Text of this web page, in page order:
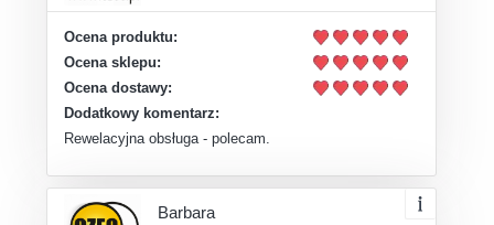
Ocena produktu:
Ocena sklepu:
Ocena dostawy:
Dodatkowy komentarz:
Rewelacyjna obsługa - polecam.
Barbara